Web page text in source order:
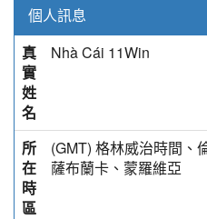
個人訊息
真
實
姓
名
Nhà Cái 11Win
所
在
時
區
(GMT) 格林威治時間、
薩布蘭卡、蒙羅維亞